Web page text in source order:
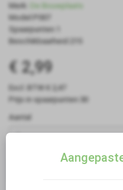
Merk:
De Bouwplaats
Model:P007
Spaarpunten:1
Beschikbaarheid:215
€ 2,99
Excl. BTW:€ 2,47
Prijs in spaarpunten:30
Aantal